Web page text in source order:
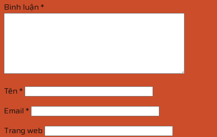
Bình luận *
Tên *
Email *
Trang web